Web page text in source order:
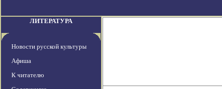
ЛИТЕРАТУРА
Новости русской культуры
Афиша
К читателю